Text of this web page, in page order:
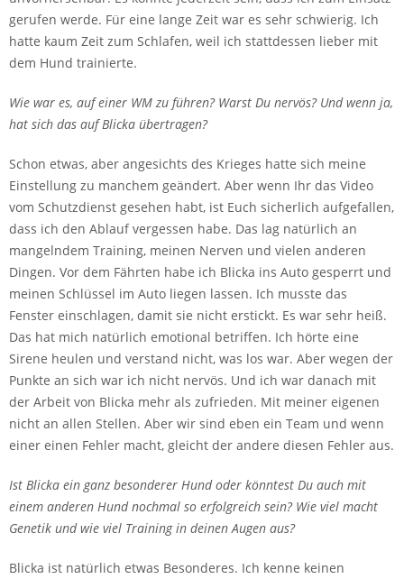
gerufen werde. Für eine lange Zeit war es sehr schwierig. Ich
hatte kaum Zeit zum Schlafen, weil ich stattdessen lieber mit
dem Hund trainierte.
Wie war es, auf einer WM zu führen? Warst Du nervös? Und wenn ja,
hat sich das auf Blicka übertragen?
Schon etwas, aber angesichts des Krieges hatte sich meine
Einstellung zu manchem geändert. Aber wenn Ihr das Video
vom Schutzdienst gesehen habt, ist Euch sicherlich aufgefallen,
dass ich den Ablauf vergessen habe. Das lag natürlich an
mangelndem Training, meinen Nerven und vielen anderen
Dingen. Vor dem Fährten habe ich Blicka ins Auto gesperrt und
meinen Schlüssel im Auto liegen lassen. Ich musste das
Fenster einschlagen, damit sie nicht erstickt. Es war sehr heiß.
Das hat mich natürlich emotional betriffen. Ich hörte eine
Sirene heulen und verstand nicht, was los war. Aber wegen der
Punkte an sich war ich nicht nervös. Und ich war danach mit
der Arbeit von Blicka mehr als zufrieden. Mit meiner eigenen
nicht an allen Stellen. Aber wir sind eben ein Team und wenn
einer einen Fehler macht, gleicht der andere diesen Fehler aus.
Ist Blicka ein ganz besonderer Hund oder könntest Du auch mit
einem anderen Hund nochmal so erfolgreich sein? Wie viel macht
Genetik und wie viel Training in deinen Augen aus?
Blicka ist natürlich etwas Besonderes. Ich kenne keinen